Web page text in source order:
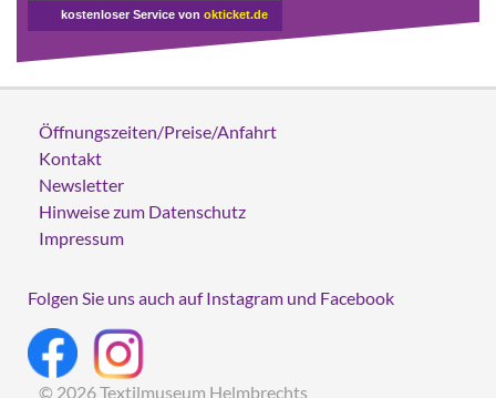
kostenloser Service von okticket.de
Öffnungszeiten/Preise/Anfahrt
Kontakt
Newsletter
Hinweise zum Datenschutz
Impressum
Folgen Sie uns auch auf Instagram und Facebook
© 2026 Textilmuseum Helmbrechts